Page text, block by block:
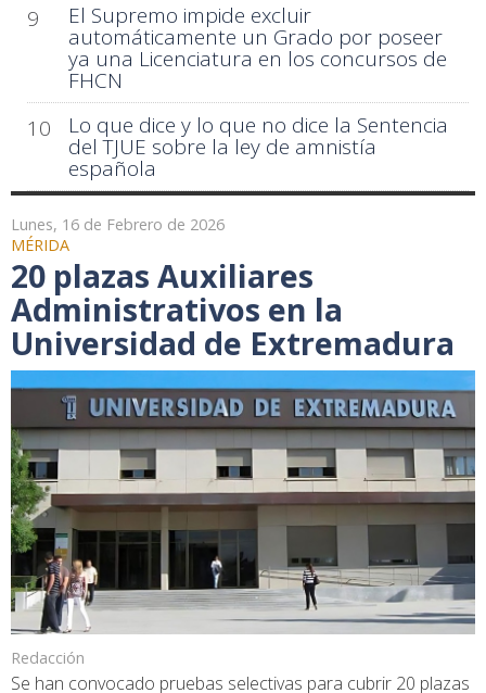
9
El Supremo impide excluir
automáticamente un Grado por poseer
ya una Licenciatura en los concursos de
FHCN
10
Lo que dice y lo que no dice la Sentencia
del TJUE sobre la ley de amnistía
española
Lunes, 16 de Febrero de 2026
MÉRIDA
20 plazas Auxiliares
Administrativos en la
Universidad de Extremadura
Redacción
Se han convocado pruebas selectivas para cubrir 20 plazas